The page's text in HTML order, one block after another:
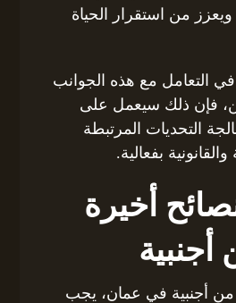
ويعزز من استقرار الحياة
التعامل مع هذه الجوانب
فإن ذلك سيعمل على
التحديات المرتبطة
والقانونية بفعالية.
أخيرة
أجنبية
من أجنبية في عمان، يجب